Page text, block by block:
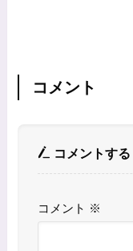
コメント
コメントする
コメント ※